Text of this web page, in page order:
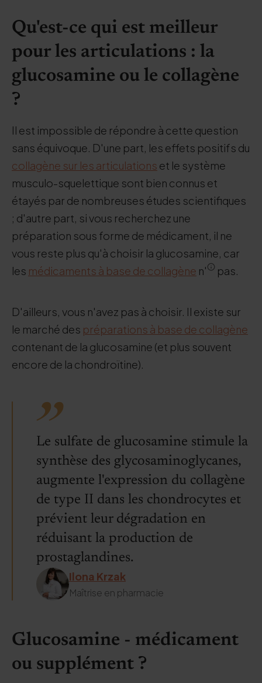
Qu'est-ce qui est meilleur
pour les articulations : la
glucosamine ou le collagène
?
Il est impossible de répondre à cette question
sans équivoque. D'une part, les effets positifs du
collagène sur les articulations et le système
musculo-squelettique sont bien connus et
étayés par de nombreuses études scientifiques
; d'autre part, si vous recherchez une
préparation sous forme de médicament, il ne
vous reste plus qu'à choisir la glucosamine, car
les médicaments à base de collagène n' pas.
D'ailleurs, vous n'avez pas à choisir. Il existe sur
le marché des préparations à base de collagène
contenant de la glucosamine (et plus souvent
encore de la chondroïtine).
Le sulfate de glucosamine stimule la
synthèse des glycosaminoglycanes,
augmente l'expression du collagène
de type II dans les chondrocytes et
prévient leur dégradation en
réduisant la production de
prostaglandines.
Ilona Krzak
Maîtrise en pharmacie
Glucosamine - médicament
ou supplément ?